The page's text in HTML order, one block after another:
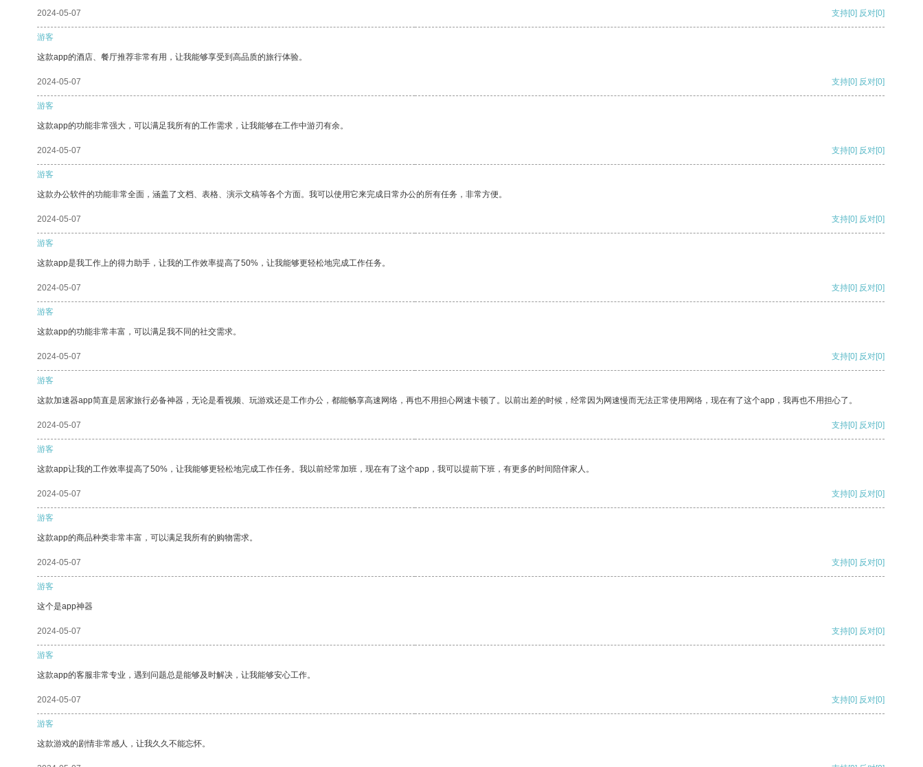
2024-05-07 支持[0] 反对[0]
游客
这款app的酒店、餐厅推荐非常有用，让我能够享受到高品质的旅行体验。
2024-05-07 支持[0] 反对[0]
游客
这款app的功能非常强大，可以满足我所有的工作需求，让我能够在工作中游刃有余。
2024-05-07 支持[0] 反对[0]
游客
这款办公软件的功能非常全面，涵盖了文档、表格、演示文稿等各个方面。我可以使用它来完成日常办公的所有任务，非常方便。
2024-05-07 支持[0] 反对[0]
游客
这款app是我工作上的得力助手，让我的工作效率提高了50%，让我能够更轻松地完成工作任务。
2024-05-07 支持[0] 反对[0]
游客
这款app的功能非常丰富，可以满足我不同的社交需求。
2024-05-07 支持[0] 反对[0]
游客
这款加速器app简直是居家旅行必备神器，无论是看视频、玩游戏还是工作办公，都能畅享高速网络，再也不用担心网速卡顿了。以前出差的时候，经常因为网速慢而无法正常使用网络，现在有了这个app，我再也不用担心了。
2024-05-07 支持[0] 反对[0]
游客
这款app让我的工作效率提高了50%，让我能够更轻松地完成工作任务。我以前经常加班，现在有了这个app，我可以提前下班，有更多的时间陪伴家人。
2024-05-07 支持[0] 反对[0]
游客
这款app的商品种类非常丰富，可以满足我所有的购物需求。
2024-05-07 支持[0] 反对[0]
游客
这个是app神器
2024-05-07 支持[0] 反对[0]
游客
这款app的客服非常专业，遇到问题总是能够及时解决，让我能够安心工作。
2024-05-07 支持[0] 反对[0]
游客
这款游戏的剧情非常感人，让我久久不能忘怀。